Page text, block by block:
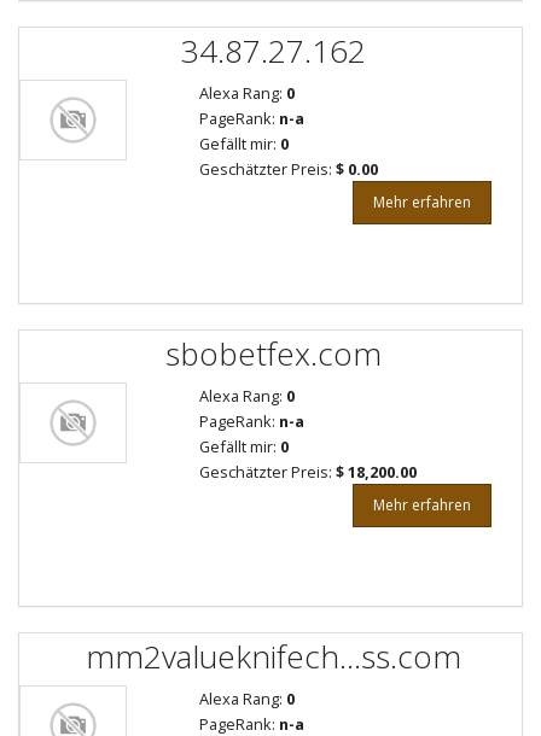
34.87.27.162
Alexa Rang: 0
PageRank: n-a
Gefällt mir: 0
Geschätzter Preis: $ 0.00
Mehr erfahren
sbobetfex.com
Alexa Rang: 0
PageRank: n-a
Gefällt mir: 0
Geschätzter Preis: $ 18,200.00
Mehr erfahren
mm2valueknifech...ss.com
Alexa Rang: 0
PageRank: n-a